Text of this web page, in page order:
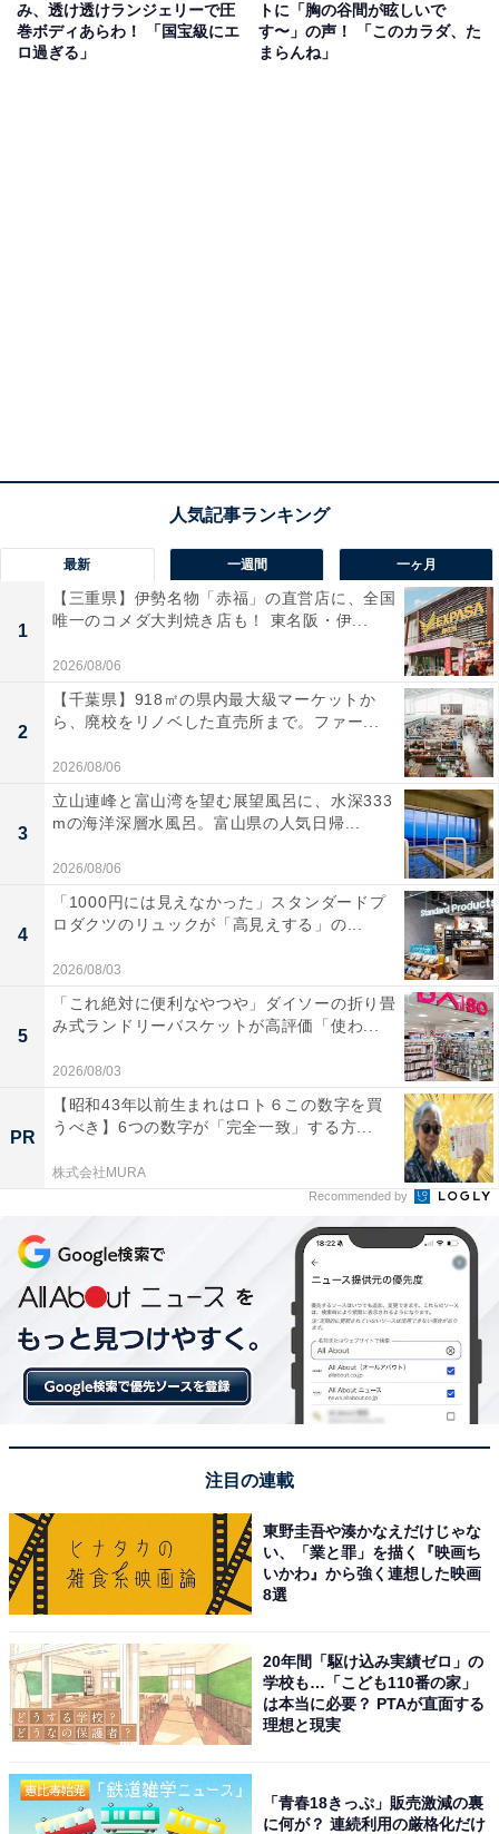
み、透け透けランジェリーで圧
巻ボディあらわ！ 「国宝級にエ
ロ過ぎる」
トに「胸の谷間が眩しいで
す〜」の声！ 「このカラダ、た
まらんね」
最新 一週間 一ヶ月
1
【三重県】伊勢名物「赤福」の直営店に、全国
唯一のコメダ大判焼き店も！ 東名阪・伊...
2026/08/06
2
【千葉県】918㎡の県内最大級マーケットか
ら、廃校をリノベした直売所まで。ファー...
2026/08/06
3
立山連峰と富山湾を望む展望風呂に、水深333
mの海洋深層水風呂。富山県の人気日帰...
2026/08/06
4
「1000円には見えなかった」スタンダードプ
ロダクツのリュックが「高見えする」の...
2026/08/03
5
「これ絶対に便利なやつや」ダイソーの折り畳
み式ランドリーバスケットが高評価「使わ...
2026/08/03
PR
【昭和43年以前生まれはロト６この数字を買
うべき】6つの数字が「完全一致」する方...
株式会社MURA
Recommended by
注目の連載
東野圭吾や湊かなえだけじゃな
い、「業と罪」を描く『映画ち
いかわ』から強く連想した映画
8選
20年間「駆け込み実績ゼロ」の
学校も…「こども110番の家」
は本当に必要？ PTAが直面する
理想と現実
「青春18きっぷ」販売激減の裏
に何が？ 連続利用の厳格化だけ